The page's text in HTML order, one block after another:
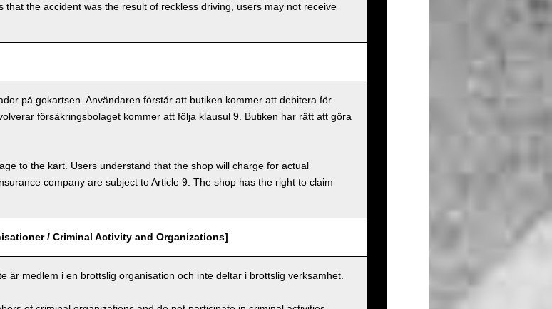
that the accident was the result of reckless driving, users may not receive
på gokartsen. Användaren förstår att butiken kommer att debitera för
försäkringsbolaget kommer att följa klausul 9. Butiken har rätt att göra
to the kart. Users understand that the shop will charge for actual
company are subject to Article 9. The shop has the right to claim
/ Criminal Activity and Organizations]
är medlem i en brottslig organisation och inte deltar i brottslig verksamhet.